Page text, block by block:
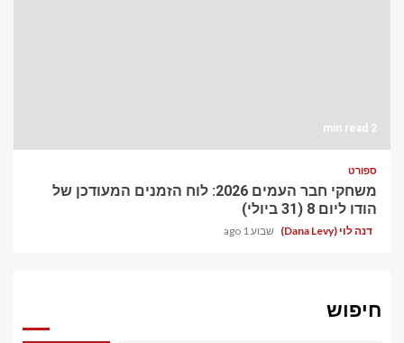
2 min read
ספורט
משחקי חבר העמים 2026: לוח הזמנים המעודכן של
הודו ליום 8 (31 ביולי)
דנה לוי (Dana Levy) שבוע 1 ago
חיפוש